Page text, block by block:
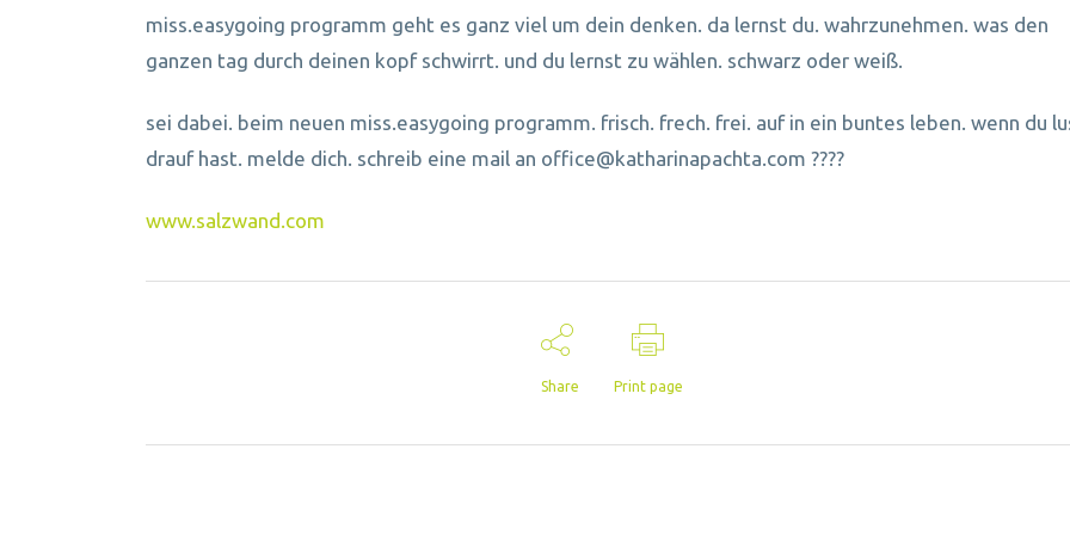
miss.easygoing programm geht es ganz viel um dein denken. da lernst du. wahrzunehmen. was den
ganzen tag durch deinen kopf schwirrt. und du lernst zu wählen. schwarz oder weiß.
sei dabei. beim neuen miss.easygoing programm. frisch. frech. frei. auf in ein buntes leben. wenn du
drauf hast. melde dich. schreib eine mail an office@katharinapachta.com ????
www.salzwand.com
Share Print page